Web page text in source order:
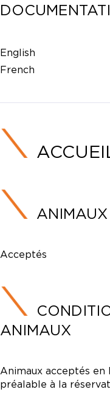
English
French
Acceptés
ANIMAUX
Animaux acceptés en
préalable à la